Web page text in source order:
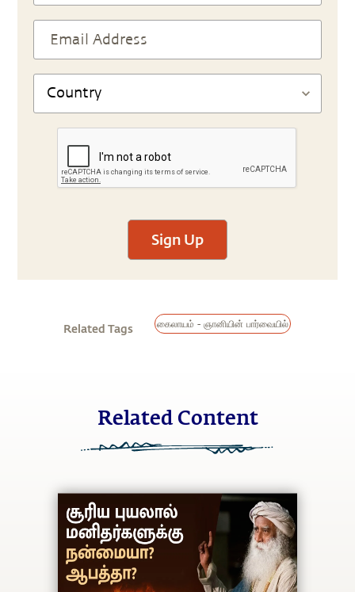
Sign Up
Related Tags கைலாயம் - ஞானியின் பார்வையில்
Related Content